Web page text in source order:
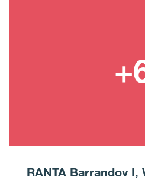
RANTA Barrandov I,